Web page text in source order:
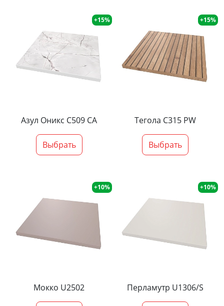
+15%
Азул Оникс С509 СА
Выбрать
+15%
Тегола С315 PW
Выбрать
+10%
Мокко U2502
+10%
Перламутр U1306/S